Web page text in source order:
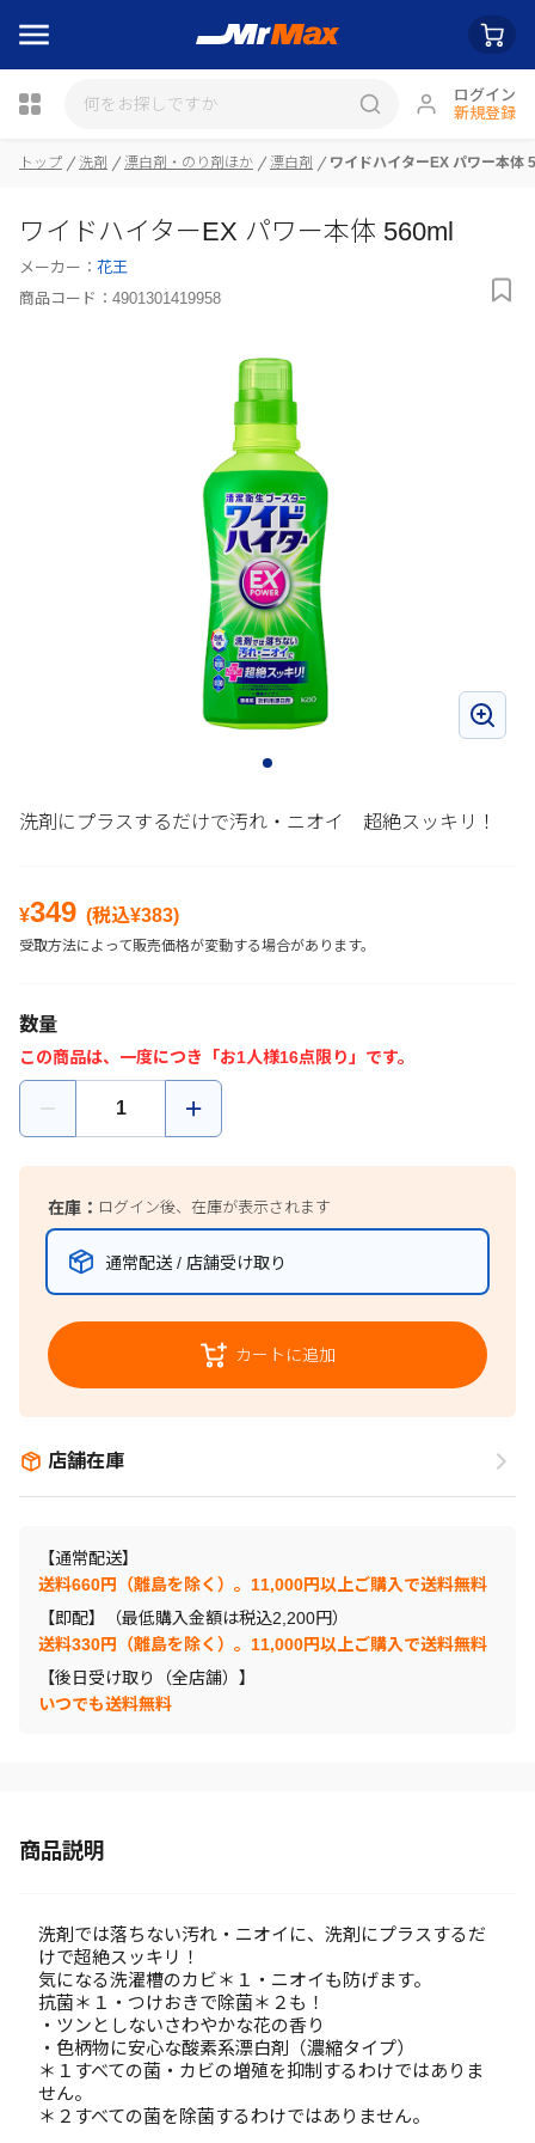
ログイン
新規登録
瓶詰
トップ 洗剤 漂白剤・のり剤ほか 漂白剤 ワイドハイターEX パワー本体
ワイドハイターEX パワー本体 560ml
メーカー： 花王
商品コード： 4901301419958
洗剤にプラスするだけで汚れ・ニオイ 超絶スッキリ！
¥349 (税込¥383)
受取方法によって販売価格が変動する場合があります。
数量
この商品は、一度につき「お1人様16点限り」です。
在庫： ログイン後、在庫が表示されます
通常配送 / 店舗受け取り
カートに追加
店舗在庫
【通常配送】
送料660円（離島を除く）。11,000円以上ご購入で送料無料
【即配】（最低購入金額は税込2,200円）
送料330円（離島を除く）。11,000円以上ご購入で送料無料
【後日受け取り（全店舗）】
いつでも送料無料
商品説明
洗剤では落ちない汚れ・ニオイに、洗剤にプラスするだ
けで超絶スッキリ！
気になる洗濯槽のカビ＊１・ニオイも防げます。
抗菌＊１・つけおきで除菌＊２も！
・ツンとしないさわやかな花の香り
・色柄物に安心な酸素系漂白剤（濃縮タイプ）
＊１すべての菌・カビの増殖を抑制するわけではありま
せん。
＊２すべての菌を除菌するわけではありません。